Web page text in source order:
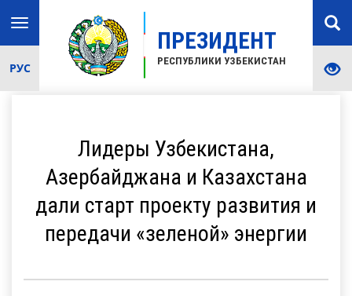
ПРЕЗИДЕНТ
РЕСПУБЛИКИ УЗБЕКИСТАН
Toggle
navigation
РУС
Лидеры Узбекистана,
Азербайджана и Казахстана
дали старт проекту развития и
передачи «зеленой» энергии